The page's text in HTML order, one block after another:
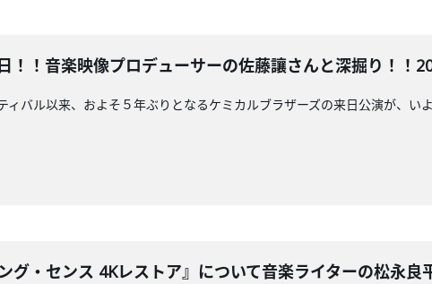
！！音楽映像プロデューサーの佐藤讓さんと深掘り！！
ィバル以来、およそ５年ぶりとなるケミカルブラザーズの来日公演が、
グ・センス 4Kレストア』について音楽ライターの松永